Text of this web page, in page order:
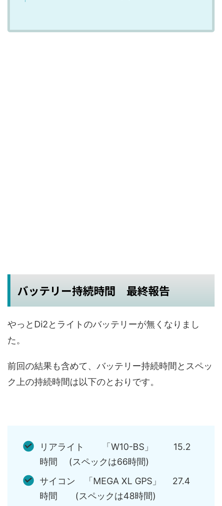
バッテリー持続時間 最終報告
やっとDi2とライトのバッテリーが無くなりまし
た。
前回の結果も含めて、バッテリー持続時間とスペッ
ク上の持続時間は以下のとおりです。
リアライト 「W10-BS」 15.2
時間 (スペックは66時間)
サイコン 「MEGA XL GPS」 27.4
時間 (スペックは48時間)